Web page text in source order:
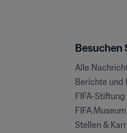
Besuchen
Alle
Berichte und
FIFA-Stiftung
FIFA Museum
Stellen &